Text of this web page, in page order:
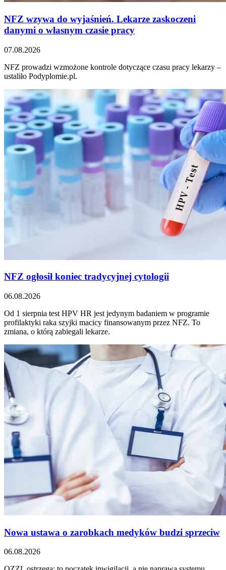
NFZ wzywa do wyjaśnień. Lekarze zaskoczeni
danymi o własnym czasie pracy
07.08.2026
NFZ prowadzi wzmożone kontrole dotyczące czasu pracy lekarzy –
ustaliło Podyplomie.pl.
NFZ ogłosił koniec tradycyjnej cytologii
06.08.2026
Od 1 sierpnia test HPV HR jest jedynym badaniem w programie
profilaktyki raka szyjki macicy finansowanym przez NFZ. To
zmiana, o którą zabiegali lekarze.
Nowa ustawa o zarobkach medyków budzi sprzeciw
06.08.2026